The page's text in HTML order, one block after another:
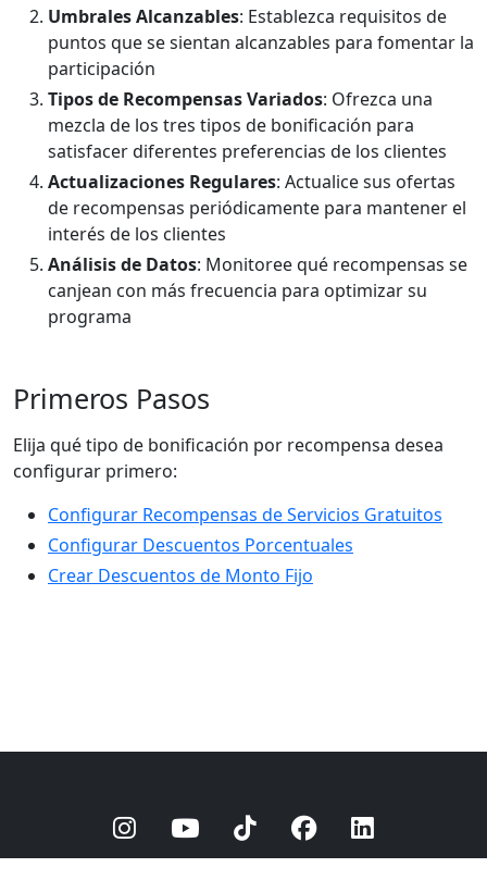
Umbrales Alcanzables: Establezca requisitos de
puntos que se sientan alcanzables para fomentar la
participación
Tipos de Recompensas Variados: Ofrezca una
mezcla de los tres tipos de bonificación para
satisfacer diferentes preferencias de los clientes
Actualizaciones Regulares: Actualice sus ofertas
de recompensas periódicamente para mantener el
interés de los clientes
Análisis de Datos: Monitoree qué recompensas se
canjean con más frecuencia para optimizar su
programa
Primeros Pasos
Elija qué tipo de bonificación por recompensa desea
configurar primero:
Configurar Recompensas de Servicios Gratuitos
Configurar Descuentos Porcentuales
Crear Descuentos de Monto Fijo